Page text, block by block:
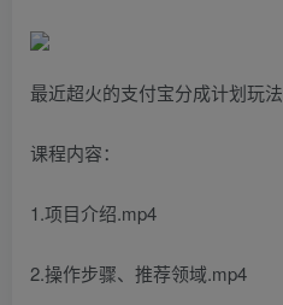
最近超火的支付宝分成计划玩法
课程内容：
1.项目介绍.mp4
2.操作步骤、推荐领域.mp4